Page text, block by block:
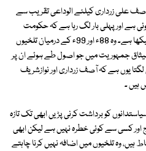
علی زرداری کیلئے الوداعی تقریب سے
ہے اور پہلی بار لگ رہا ہے کہ حکومت
اوراپوزیشن نے ماضی کی غلطیوں سے سیکھا ہے۔ وہ 88ء اور 99ء کے درمیان تلخیوں
میثاق جمہوریت میں جو اصول طے ہوئے ان پر
یوں ہے کہ آصف زرداری اور نوازشریف
ہیں ۔
کو برداشت کرنی پڑیں ابھی تک تازہ
اور کسی سے کوئی خطرہ نہیں ہے لیکن ابھی
وہ تلخیوں میں اضافہ نہیں کرنا چاہتے